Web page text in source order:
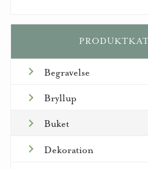
Begravelse
Bryllup
Buket
Dekoration